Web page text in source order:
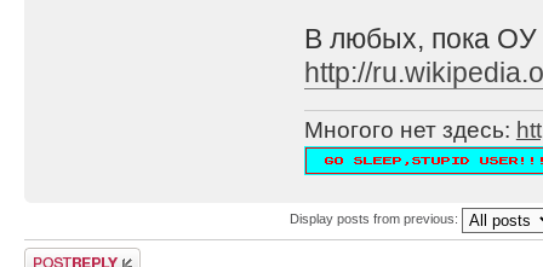
В любых, пока ОУ
http://
Многого нет здесь:
Display posts from previous:
Post a reply